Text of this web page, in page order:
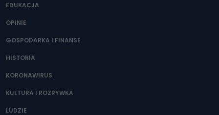
EDUKACJA
OPINIE
GOSPODARKA I FINANSE
HISTORIA
KORONAWIRUS
KULTURA I ROZRYWKA
LUDZIE